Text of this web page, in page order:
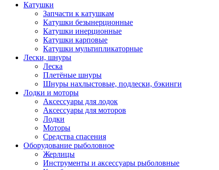
Катушки
Запчасти к катушкам
Катушки безынерционные
Катушки инерционные
Катушки карповые
Катушки мультипликаторные
Лески, шнуры
Леска
Плетёные шнуры
Шнуры нахлыстовые, подлески, бэкинги
Лодки и моторы
Аксессуары для лодок
Аксессуары для моторов
Лодки
Моторы
Средства спасения
Оборудование рыболовное
Жерлицы
Инструменты и аксессуары рыболовные